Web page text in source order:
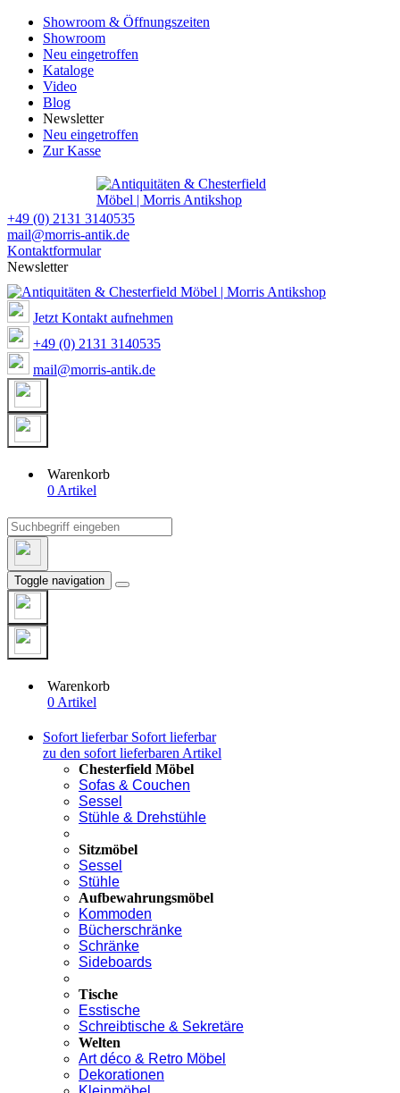
Showroom & Öffnungszeiten
Showroom
Neu eingetroffen
Kataloge
Video
Blog
Newsletter
Neu eingetroffen
Zur Kasse
+49 (0) 2131 3140535
mail@morris-antik.de
Kontaktformular
Newsletter
Jetzt Kontakt aufnehmen
+49 (0) 2131 3140535
mail@morris-antik.de
Warenkorb
0 Artikel
Toggle navigation
Warenkorb
0 Artikel
Sofort lieferbar Sofort lieferbar
zu den sofort lieferbaren Artikel
Chesterfield Möbel
Sofas & Couchen
Sessel
Stühle & Drehstühle
Sitzmöbel
Sessel
Stühle
Aufbewahrungsmöbel
Kommoden
Bücherschränke
Schränke
Sideboards
Tische
Esstische
Schreibtische & Sekretäre
Welten
Art déco & Retro Möbel
Dekorationen